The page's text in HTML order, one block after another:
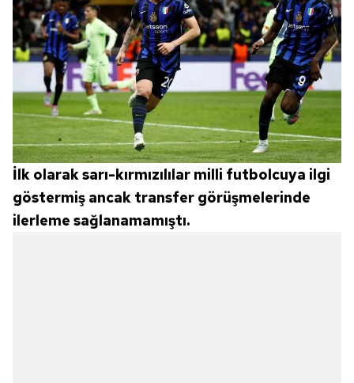
İlk olarak sarı-kırmızılılar milli futbolcuya ilgi
göstermiş ancak transfer görüşmelerinde
ilerleme sağlanamamıştı.